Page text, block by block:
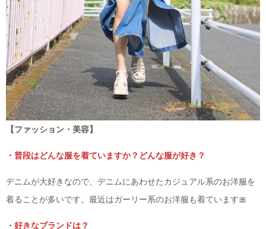
【ファッション・美容】
・普段はどんな服を着ていますか？どんな服が好き？
デニムが大好きなので、デニムにあわせたカジュアル系のお洋服を
着ることが多いです。最近はガーリー系のお洋服も着ています🎀
・好きなブランドは？